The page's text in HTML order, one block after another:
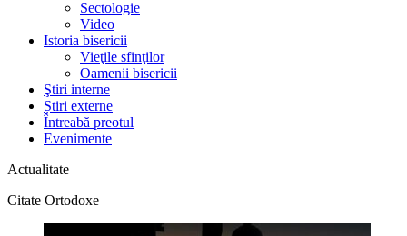
Sectologie
Video
Istoria bisericii
Vieţile sfinţilor
Oamenii bisericii
Ştiri interne
Știri externe
Întreabă preotul
Evenimente
Actualitate
Citate Ortodoxe